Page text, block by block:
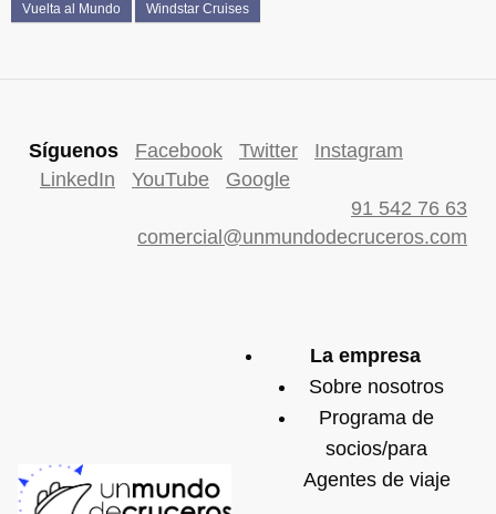
Vuelta al Mundo
Windstar Cruises
Síguenos Facebook Twitter
Instagram
LinkedIn
YouTube
Google
91 542 76 63
comercial@unmundodecruceros.com
La empresa
Sobre nosotros
Programa de
socios/para
Agentes de viaje